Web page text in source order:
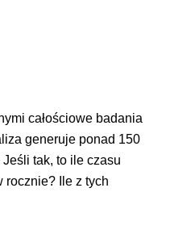
całościowe badania
generuje ponad 150
tak, to ile czasu
rocznie? Ile z tych